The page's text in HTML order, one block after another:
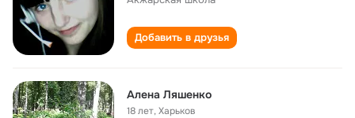
Добавить в друзья
Алена Ляшенко
18 лет,Харьков